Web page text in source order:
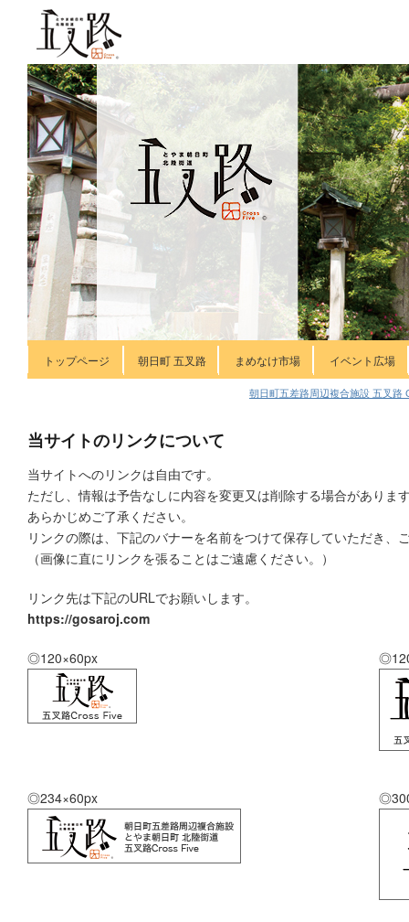
トップページ 朝日町 五叉路 まめなけ市場 イベント広場
朝日町五差路周辺複合施設 五叉
当サイトのリンクについて
当サイトへのリンクは自由です。
ただし、情報は予告なしに内容を変更又は削除する場合がありま
あらかじめご了承ください。
リンクの際は、下記のバナーを名前をつけて保存していただき、
（画像に直にリンクを張ることはご遠慮ください。）
リンク先は下記のURLでお願いします。
https://gosaroj.com
◎120×60px
◎234×60px